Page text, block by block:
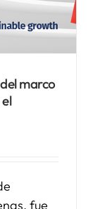
marco
fue